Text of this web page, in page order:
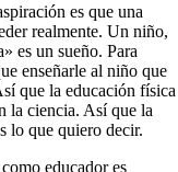
es que una
realmente. Un niño,
es un sueño. Para
enseñarle al niño que
que la educación física
la ciencia. Así que la
lo que quiero decir.
educador es